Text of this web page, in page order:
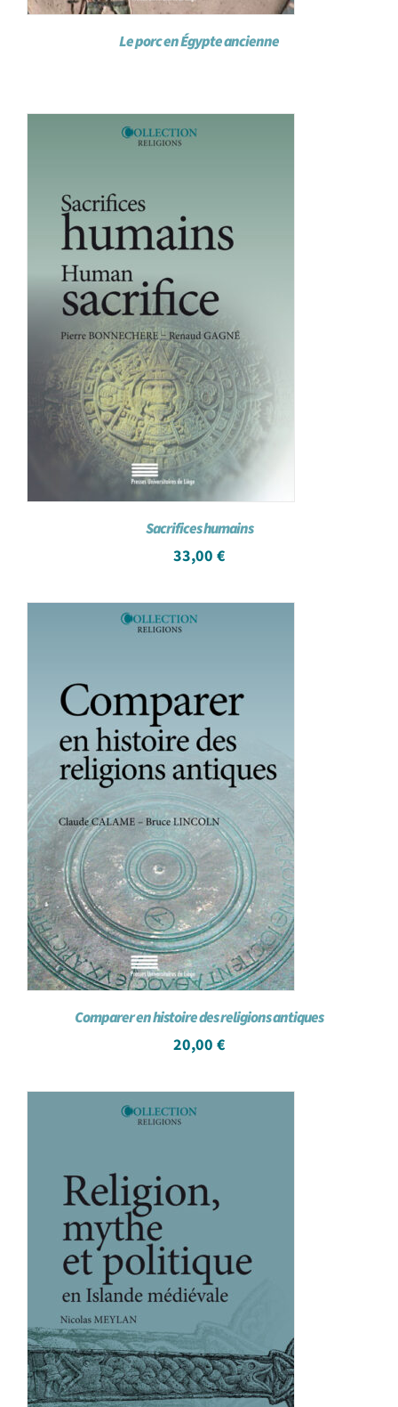
Le porc en Égypte ancienne
Sacrifices humains
33,00 €
Comparer en histoire des religions antiques
20,00 €